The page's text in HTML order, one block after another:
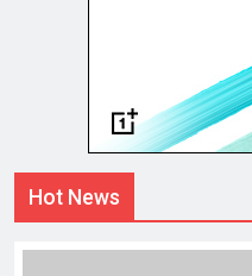
Hot News